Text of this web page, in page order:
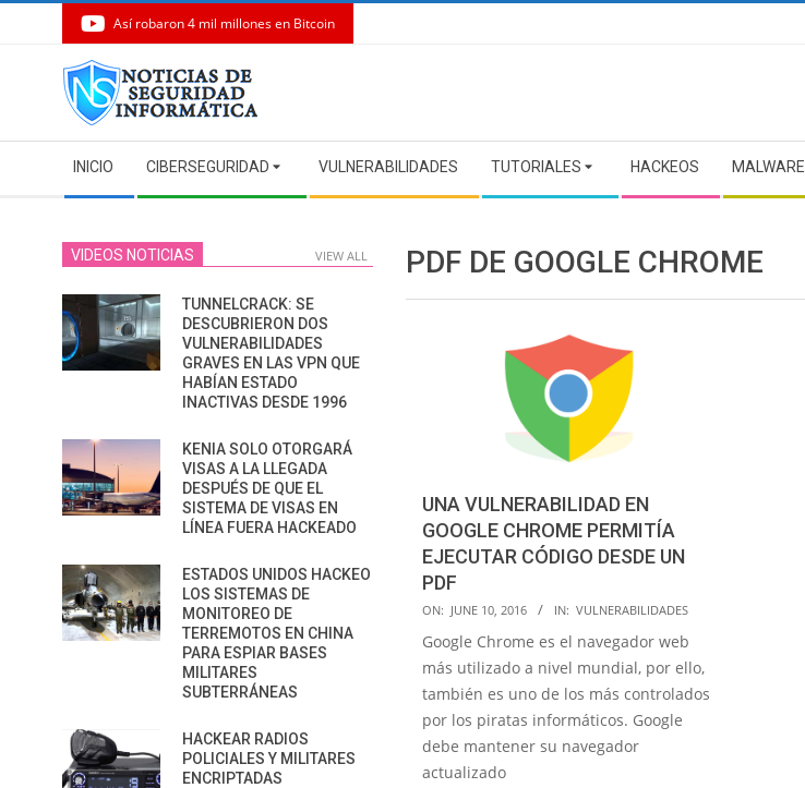
Así robaron 4 mil millones en Bitcoin
Navigation
Menu
INICIO CIBERSEGURIDAD VULNERABILIDADES TUTORIALES HACKEOS MALWARE
PDF DE GOOGLE CHROME
UNA VULNERABILIDAD EN
GOOGLE CHROME PERMITÍA
EJECUTAR CÓDIGO DESDE UN
PDF
2016-
06-
10
ON: JUNE 10, 2016 IN: VULNERABILIDADES
Google Chrome es el navegador web
más utilizado a nivel mundial, por ello,
también es uno de los más controlados
por los piratas informáticos. Google
debe mantener su navegador
actualizado
VIDEOS NOTICIAS VIEW ALL
TUNNELCRACK: SE
DESCUBRIERON DOS
VULNERABILIDADES
GRAVES EN LAS VPN QUE
HABÍAN ESTADO
INACTIVAS DESDE 1996
KENIA SOLO OTORGARÁ
VISAS A LA LLEGADA
DESPUÉS DE QUE EL
SISTEMA DE VISAS EN
LÍNEA FUERA HACKEADO
ESTADOS UNIDOS HACKEO
LOS SISTEMAS DE
MONITOREO DE
TERREMOTOS EN CHINA
PARA ESPIAR BASES
MILITARES
SUBTERRÁNEAS
HACKEAR RADIOS
POLICIALES Y MILITARES
ENCRIPTADAS